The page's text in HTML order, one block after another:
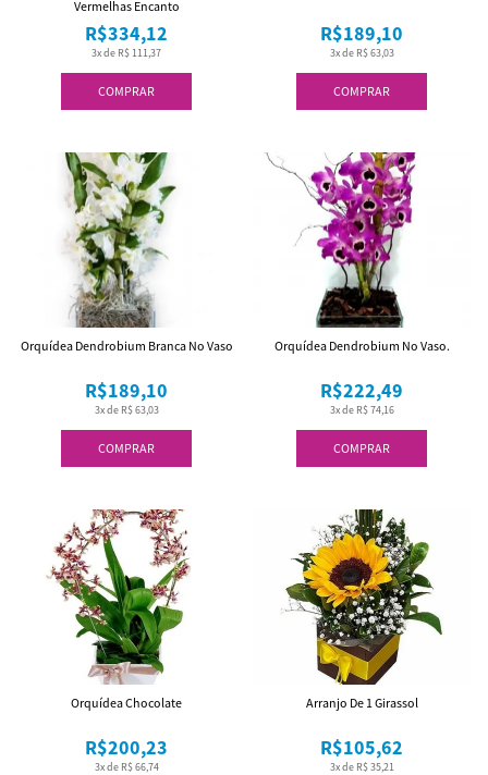
COMPRAR
3x de R$ 111,37
R$334,12
Vermelhas Encanto
COMPRAR
3x de R$ 63,03
R$189,10
COMPRAR
3x de R$ 63,03
R$189,10
Orquídea Dendrobium Branca No Vaso
COMPRAR
3x de R$ 74,16
R$222,49
Orquídea Dendrobium No Vaso.
3x de R$ 66,74
R$200,23
Orquídea Chocolate
3x de R$ 35,21
R$105,62
Arranjo De 1 Girassol